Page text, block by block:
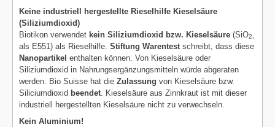
Keine industriell hergestellte Rieselhilfe Kieselsäure
(Siliziumdioxid)
Biotikon verwendet kein Siliziumdioxid bzw. Kieselsäure (SiO2
als E551) als Rieselhilfe. Stiftung Warentest schreibt, dass diese
Nanopartikel enthalten können. Von Kieselsäure oder
Siliziumdioxid in Nahrungsergänzungsmitteln würde abgeraten
werden. Bio Suisse hat die Zulassung von Kieselsäure bzw.
Siliciumdioxid beendet . Kieselsäure aus Zinnkraut ist mit dieser
industriell hergestellten Kieselsäure nicht zu verwechseln.
Kein Aluminium!